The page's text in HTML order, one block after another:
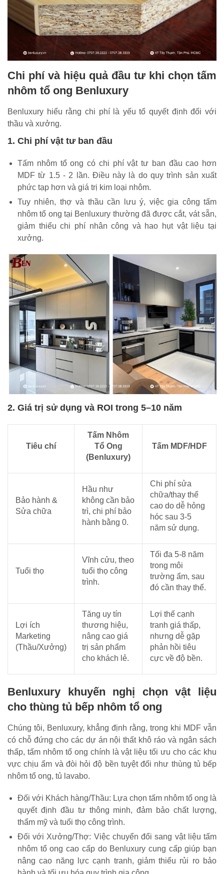
Chi phí và hiệu quả đầu tư khi chọn tấm
nhôm tổ ong Benluxury
Benluxury hiểu rằng chi phí là yếu tố quyết định đối với
thầu và xưởng.
1. Chi phí vật tư ban đầu
Tấm nhôm tổ ong có chi phí vật tư ban đầu cao hơn
MDF từ 1.5 - 2 lần. Điều này là do quy trình sản xuất
phức tạp hơn và giá trị kim loại nhôm.
Tuy nhiên, thợ và thầu cần lưu ý, việc gia công tấm
nhôm tổ ong tại Benluxury thường đã được cắt, vát sẵn,
giảm thiểu chi phí nhân công và hao hụt vật liệu tại
xưởng.
2. Giá trị sử dụng và ROI trong 5–10 năm
Tiêu chí
Tấm Nhôm
Tổ Ong
(Benluxury)
Tấm MDF/HDF
Bảo hành &
Sửa chữa
Hầu như
không cần bảo
trì, chi phí bảo
hành bằng 0.
Chi phí sửa
chữa/thay thế
cao do dễ hỏng
hóc sau 3-5
năm sử dụng.
Tuổi thọ
Vĩnh cửu, theo
tuổi thọ công
trình.
Tối đa 5-8 năm
trong môi
trường ẩm, sau
đó cần thay thế.
Lợi ích
Marketing
(Thầu/Xưởng)
Tăng uy tín
thương hiệu,
nâng cao giá
trị sản phẩm
cho khách lẻ.
Lợi thế cạnh
tranh giá thấp,
nhưng dễ gặp
phản hồi tiêu
cực về độ bền.
Benluxury khuyến nghị chọn vật liệu
cho thùng tủ bếp nhôm tổ ong
Chúng tôi, Benluxury, khẳng định rằng, trong khi MDF vẫn
có chỗ đứng cho các dự án nội thất khô ráo và ngân sách
thấp, tấm nhôm tổ ong chính là vật liệu tối ưu cho các khu
vực chịu ẩm và đòi hỏi độ bền tuyệt đối như thùng tủ bếp
nhôm tổ ong, tủ lavabo.
Đối với Khách hàng/Thầu: Lựa chọn tấm nhôm tổ ong là
quyết định đầu tư thông minh, đảm bảo chất lượng,
thẩm mỹ và tuổi thọ công trình.
Đối với Xưởng/Thợ: Việc chuyển đổi sang vật liệu tấm
nhôm tổ ong cao cấp do Benluxury cung cấp giúp bạn
nâng cao năng lực cạnh tranh, giảm thiểu rủi ro bảo